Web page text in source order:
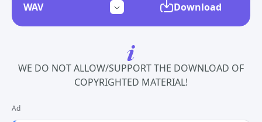
Download
WE DO NOT ALLOW/SUPPORT THE DOWNLOAD OF
COPYRIGHTED MATERIAL!
Ad